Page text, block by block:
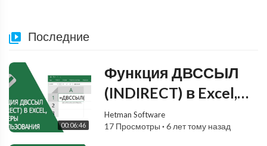
Последние
00:06:46
Функция ДВССЫЛ
(INDIRECT) в Excel,
примеры
использования,
Hetman Software
17 Просмотры ·6 лет тому назад